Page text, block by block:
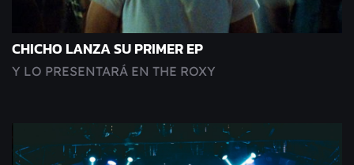
CHICHO LANZA SU PRIMER EP
Y LO PRESENTARÁ EN THE ROXY